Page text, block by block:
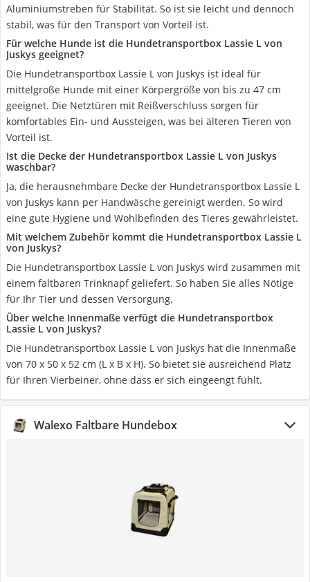
Aluminiumstreben für Stabilität. So ist sie leicht und dennoch
stabil, was für den Transport von Vorteil ist.
Für welche Hunde ist die Hundetransportbox Lassie L von
Juskys geeignet?
Die Hundetransportbox Lassie L von Juskys ist ideal für
mittelgroße Hunde mit einer Körpergröße von bis zu 47 cm
geeignet. Die Netztüren mit Reißverschluss sorgen für
komfortables Ein- und Aussteigen, was bei älteren Tieren von
Vorteil ist.
Ist die Decke der Hundetransportbox Lassie L von Juskys
waschbar?
Ja, die herausnehmbare Decke der Hundetransportbox Lassie L
von Juskys kann per Handwäsche gereinigt werden. So wird
eine gute Hygiene und Wohlbefinden des Tieres gewährleistet.
Mit welchem Zubehör kommt die Hundetransportbox Lassie L
von Juskys?
Die Hundetransportbox Lassie L von Juskys wird zusammen mit
einem faltbaren Trinknapf geliefert. So haben Sie alles Nötige
für Ihr Tier und dessen Versorgung.
Über welche Innenmaße verfügt die Hundetransportbox
Lassie L von Juskys?
Die Hundetransportbox Lassie L von Juskys hat die Innenmaße
von 70 x 50 x 52 cm (L x B x H). So bietet sie ausreichend Platz
für Ihren Vierbeiner, ohne dass er sich eingeengt fühlt.
Walexo Faltbare Hundebox